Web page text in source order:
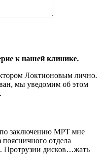
к нашей клинике.
Локтионовым лично.
мы уведомим об этом
по заключению МРТ мне
поясничного отдела
Протрузии дисков…жать